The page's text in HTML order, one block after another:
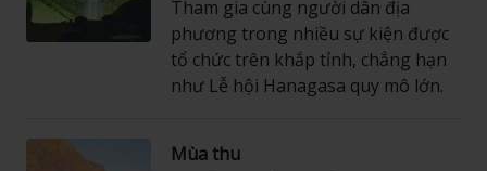
Tham gia cùng người dân địa
phương trong nhiều sự kiện được
tổ chức trên khắp tỉnh, chẳng hạn
như Lễ hội Hanagasa quy mô lớn.
Mùa thu